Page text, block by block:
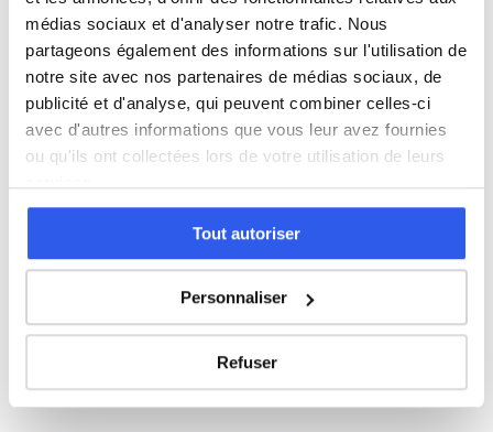
médias sociaux et d'analyser notre trafic. Nous
partageons également des informations sur l'utilisation de
notre site avec nos partenaires de médias sociaux, de
publicité et d'analyse, qui peuvent combiner celles-ci
avec d'autres informations que vous leur avez fournies
ou qu'ils ont collectées lors de votre utilisation de leurs
Tout autoriser
Personnaliser
Refuser
Économie
Espagnol
Cours par niveau
Seconde Première Terminale